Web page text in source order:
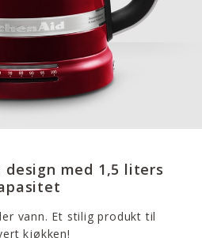
med 1,5 liters
vann. Et stilig produkt til
kjøkken!